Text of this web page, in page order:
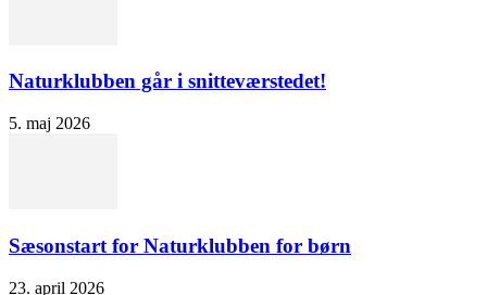
Naturklubben går i snitteværstedet!
5. maj 2026
Sæsonstart for Naturklubben for børn
23. april 2026